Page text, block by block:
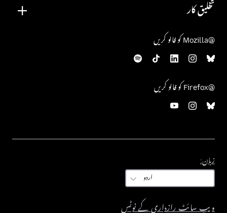
تخلیق کار
@Mozilla کو فالو کریں
@Firefox کو فالو کریں
زبان:
ویب سائٹ رازداری کے نوٹس